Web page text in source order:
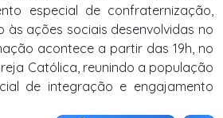
especial de confraternização,
às ações sociais desenvolvidas no
acontece a partir das 19h, no
Católica, reunindo a população
de integração e engajamento